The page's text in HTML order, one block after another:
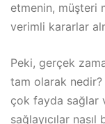
etmenin, müşteri
verimli kararlar
Peki, gerçek
tam olarak
çok fayda sağlar
sağlayıcılar